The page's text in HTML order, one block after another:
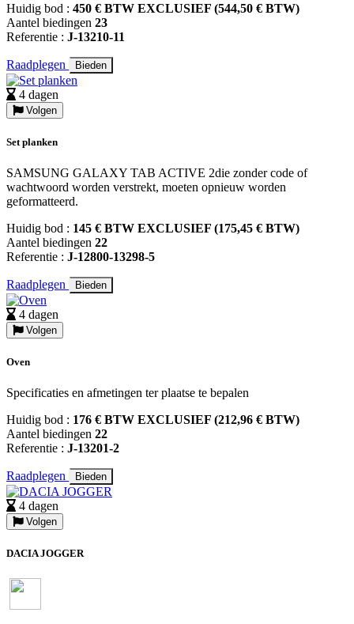
Huidig bod : 450 € BTW EXCLUSIEF (544,50 € BTW)
Aantel biedingen 23
Referentie : J-13210-11
Raadplegen Bieden
4 dagen
Volgen
Set planken
SAMSUNG GALAXY TAB ACTIVE 2die zonder code of
wachtwoord worden verstrekt, moeten opnieuw worden
geformatteerd.
Huidig bod : 145 € BTW EXCLUSIEF (175,45 € BTW)
Aantel biedingen 22
Referentie : J-12800-13298-5
Raadplegen Bieden
4 dagen
Volgen
Oven
Specificaties en afmetingen ter plaatse te bepalen
Huidig bod : 176 € BTW EXCLUSIEF (212,96 € BTW)
Aantel biedingen 22
Referentie : J-13201-2
Raadplegen Bieden
4 dagen
Volgen
DACIA JOGGER